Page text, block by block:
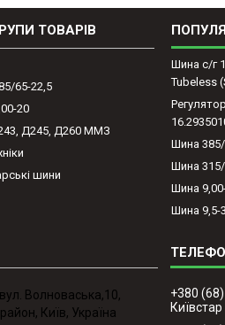
ТОВАРІВ
65-22,5
20
Д245, Д260 ММЗ
шини
Шина с/г
Tubeless
Шина 385/
Шина
Шина
Шина 9,5-
Волноваська,10,
Київ, Україна
+380
Київстар